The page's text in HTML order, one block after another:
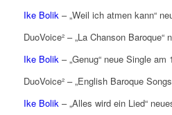
Ike Bolik – „Weil ich atmen kann“
DuoVoice² – „La Chanson
Ike Bolik– „Genug“ neue Single am
DuoVoice² – „English Baroque
Ike Bolik– „Alles wird ein Lied“